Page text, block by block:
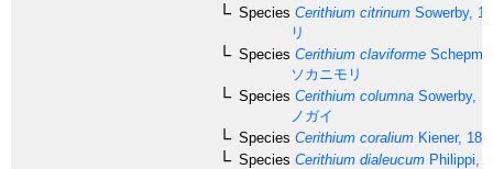
Species Cerithium citrinum Sowerby,
リ
Species Cerithium claviforme
ソカニモリ
Species Cerithium columna Sowerby,
ノガイ
Species Cerithium coralium Kiener,
Species Cerithium dialeucum Philippi,